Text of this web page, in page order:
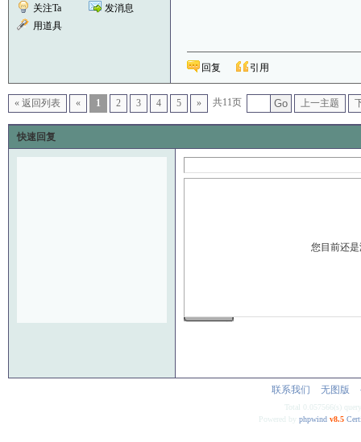
关注Ta
发消息
用道具
回复 引用
« 返回列表 « 1 2 3 4 5 » 共11页 Go 上一主题
快速回复
您目前还
联系我们 无图版
Total 0.057566(s)
Powered byphpwind v8.5